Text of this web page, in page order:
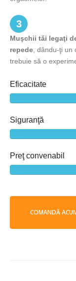
3
Muşchii tăi legaţi
repede, dându-ţi un
trebuie să o
Eficacitate
Siguranţă
Preţ convenabil
COMANDĂ